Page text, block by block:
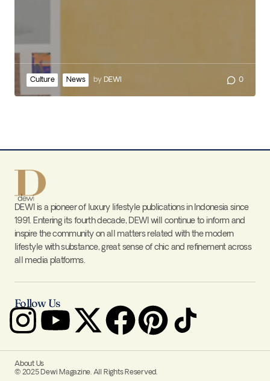
Culture News by DEWI 0
DEWI is a pioneer of luxury lifestyle publications in Indonesia since
1991. Entering its fourth decade, DEWI will continue to inform and
inspire the community on all matters related with the modern
lifestyle with substance, great sense of chic and refinement across
all media platforms.
Follow Us
About Us
© 2025 Dewi Magazine. All Rights Reserved.